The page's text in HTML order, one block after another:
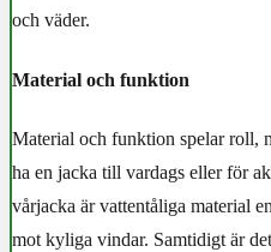
och väder.
Material och funktion
Material och funktion spelar roll,
ha en jacka till vardags eller för
vårjacka är vattentåliga material
mot kyliga vindar. Samtidigt är